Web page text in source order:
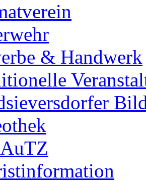
& Handwerk